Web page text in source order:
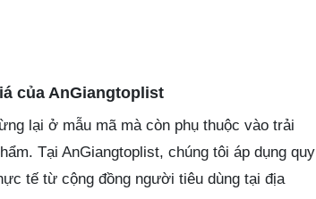
của AnGiangtoplist
lại ở mẫu mã mà còn phụ thuộc vào trải
Tại AnGiangtoplist, chúng tôi áp dụng quy
tế từ cộng đồng người tiêu dùng tại địa